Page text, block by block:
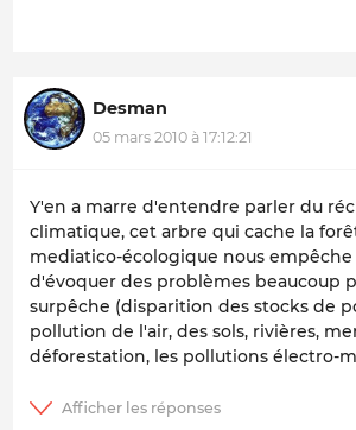
Desman
05 mars 2010 à 17:12:21
Y'en a marre d'entendre parler du
climatique, cet arbre qui cache la
mediatico-écologique nous empêche
d'évoquer des problèmes beaucoup
surpêche (disparition des stocks de
pollution de l'air, des sols, rivières,
déforestation, les pollutions électro-